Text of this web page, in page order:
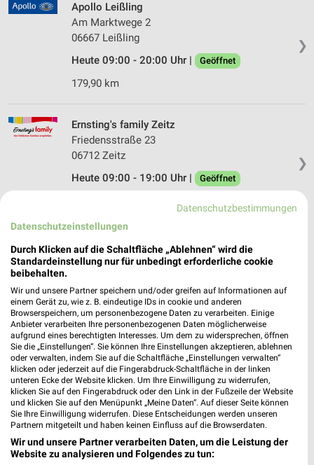
❯
Apollo Leißling
Am Marktwege 2
06667 Leißling
Heute 09:00 - 20:00 Uhr |
Geöffnet
179,90 km
❯
Ernsting's family Zeitz
Friedensstraße 23
06712 Zeitz
Heute 09:00 - 19:00 Uhr |
Geöffnet
NKD Zeitz
Friedensstr. 37
Heute 09:00 - 18:00 Uhr | Geöffnet
186,45 km • Angebote: 2 Prospekte
AWG Mode Center Zeitz
Schwarzer Weg 40
06712 Zeitz
Heute 09:00 - 20:00 Uhr | Geöffnet
186,92 km
Datenschutzbestimmungen
Datenschutzeinstellungen
Durch Klicken auf die Schaltfläche „Ablehnen“ wird die
Standardeinstellung nur für unbedingt erforderliche cookie
beibehalten.
Wir und unsere Partner speichern und/oder greifen auf Informationen auf
einem Gerät zu, wie z. B. eindeutige IDs in cookie und anderen
Browserspeichern, um personenbezogene Daten zu verarbeiten. Einige
Anbieter verarbeiten Ihre personenbezogenen Daten möglicherweise
aufgrund eines berechtigten Interesses. Um dem zu widersprechen, öffnen
Sie die „Einstellungen“. Sie können Ihre Einstellungen akzeptieren, ablehnen
oder verwalten, indem Sie auf die Schaltfläche „Einstellungen verwalten“
klicken oder jederzeit auf die Fingerabdruck-Schaltfläche in der linken
unteren Ecke der Website klicken. Um Ihre Einwilligung zu widerrufen,
klicken Sie auf den Fingerabdruck oder den Link in der Fußzeile der Website
und klicken Sie auf den Menüpunkt „Meine Daten“. Auf dieser Seite können
Sie Ihre Einwilligung widerrufen. Diese Entscheidungen werden unseren
Partnern mitgeteilt und haben keinen Einfluss auf die Browserdaten.
Wir und unsere Partner verarbeiten Daten, um die Leistung der
Website zu analysieren und Folgendes zu tun: